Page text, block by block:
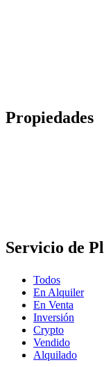
Propiedades
Servicio de
Todos
En Alquiler
En Venta
Inversión
Crypto
Vendido
Alquilado